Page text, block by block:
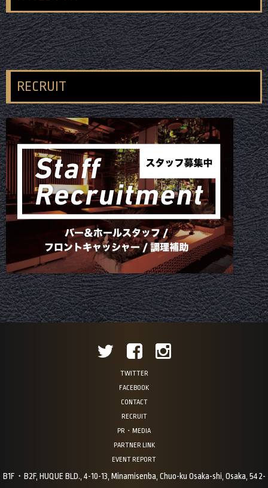
RECRUIT
TWITTER
FACEBOOK
CONTACT
RECRUIT
PR・MEDIA
PARTNER LINK
EVENT REPORT
B1F・B2F, HUQUE BLD., 4-10-13, Minamisenba, Chuo-ku Osaka-shi, Osaka, 542-